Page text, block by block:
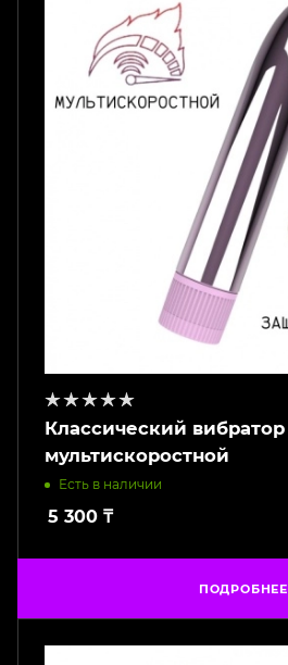
Классический вибратор
мультискоростной
Есть в наличии
5 300 ₸
ПОДРОБНЕЕ